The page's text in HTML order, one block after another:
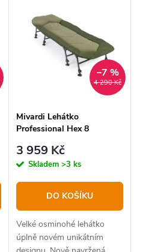
4 290 Kč
–7 %
Mivardi Lehátko
Professional Hex 8
3 959 Kč
Skladem >3 ks
DO KOŠÍKU
Velké osminohé lehátko
úplně novém unikátním